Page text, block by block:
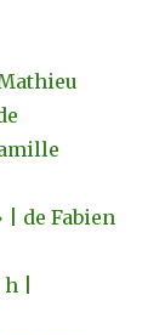
| de Fabien
|